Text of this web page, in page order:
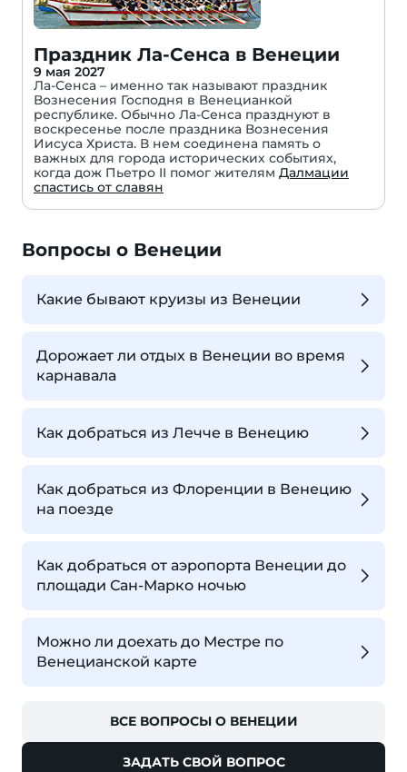
Праздник Ла-Сенса в Венеции
9 мая 2027
Ла-Сенса – именно так называют праздник
Вознесения Господня в Венецианкой
республике. Обычно Ла-Сенса празднуют в
воскресенье после праздника Вознесения
Иисуса Христа. В нем соединена память о
важных для города исторических событиях,
когда дож Пьетро II помог жителям Далмации
спастись от славян
Вопросы о Венеции
Какие бывают круизы из Венеции
Дорожает ли отдых в Венеции во время
карнавала
Как добраться из Лечче в Венецию
Как добраться из Флоренции в Венецию
на поезде
Как добраться от аэропорта Венеции до
площади Сан-Марко ночью
Можно ли доехать до Местре по
Венецианской карте
ВСЕ ВОПРОСЫ О ВЕНЕЦИИ
ЗАДАТЬ СВОЙ ВОПРОС